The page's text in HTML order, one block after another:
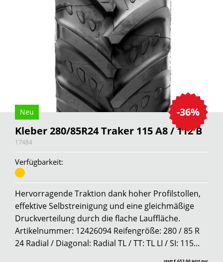
-36%
Neu
Kleber 280/85R24 Traker 115 A8 / 112 B
17484
Verfügbarkeit:
Hervorragende Traktion dank hoher Profilstollen,
effektive Selbstreinigung und eine gleichmäßige
Druckverteilung durch die flache Lauffläche.
Artikelnummer: 12426094 Reifengröße: 280 / 85 R
24 Radial / Diagonal: Radial TL / TT: TL LI / SI: 115...
statt € 653,00 jetzt nur